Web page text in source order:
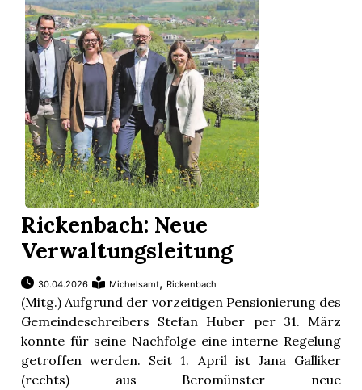
Rickenbach: Neue
Verwaltungsleitung
30.04.2026 Michelsamt, Rickenbach
(Mitg.) Aufgrund der vorzeitigen Pensionierung des
Gemeindeschreibers Stefan Huber per 31. März
konnte für seine Nachfolge eine interne Regelung
getroffen werden. Seit 1. April ist Jana Galliker
(rechts) aus Beromünster neue